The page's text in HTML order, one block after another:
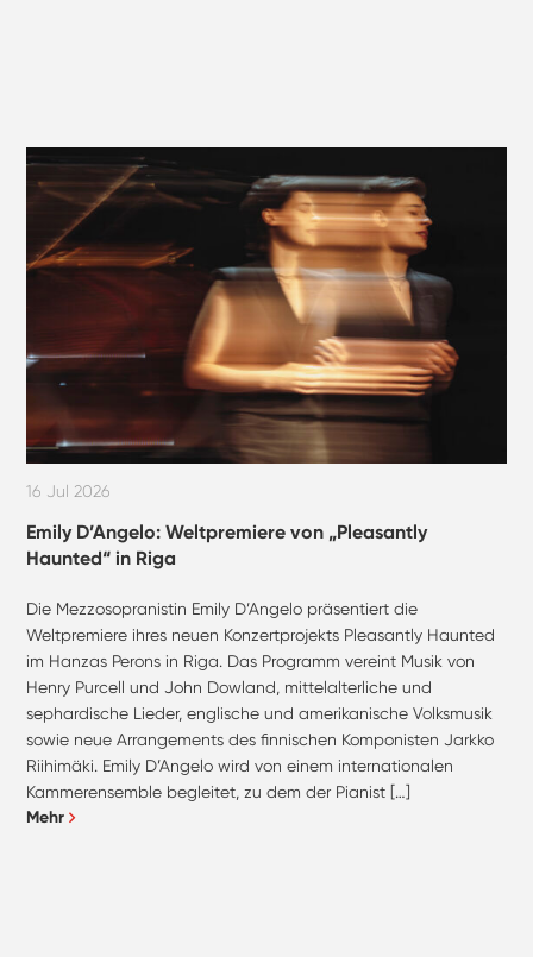
16 Jul 2026
Emily D’Angelo: Weltpremiere von „Pleasantly
Haunted“ in Riga
Die Mezzosopranistin Emily D’Angelo präsentiert die
Weltpremiere ihres neuen Konzertprojekts Pleasantly Haunted
im Hanzas Perons in Riga. Das Programm vereint Musik von
Henry Purcell und John Dowland, mittelalterliche und
sephardische Lieder, englische und amerikanische Volksmusik
sowie neue Arrangements des finnischen Komponisten Jarkko
Riihimäki. Emily D’Angelo wird von einem internationalen
Kammerensemble begleitet, zu dem der Pianist […]
Mehr